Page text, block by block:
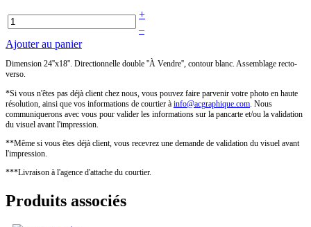
+
–
Ajouter au panier
Dimension 24''x18''. Directionnelle double ''À Vendre'', contour blanc. Assemblage recto-
verso.
*Si vous n'êtes pas déjà client chez nous, vous pouvez faire parvenir votre photo en haute
résolution, ainsi que vos informations de courtier à
. Nous
communiquerons avec vous pour valider les informations sur la pancarte et/ou la validation
du visuel avant l'impression.
**Même si vous êtes déjà client, vous recevrez une demande de validation du visuel avant
l'impression.
***Livraison à l'agence d'attache du courtier.
Produits associés